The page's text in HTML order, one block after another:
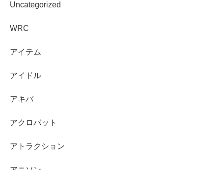
Uncategorized
WRC
アイテム
アイドル
アキバ
アクロバット
アトラクション